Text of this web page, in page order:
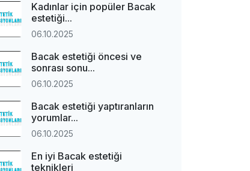
Kadınlar için popüler Bacak
estetiği...
06.10.2025
Bacak estetiği öncesi ve
sonrası sonu...
06.10.2025
Bacak estetiği yaptıranların
yorumlar...
06.10.2025
En iyi Bacak estetiği
teknikleri